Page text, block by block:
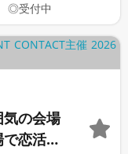
◎受付中
気の会場
恋活パ